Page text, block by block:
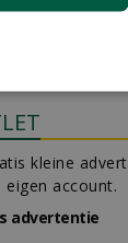
kleine
eigen account.
advertentie